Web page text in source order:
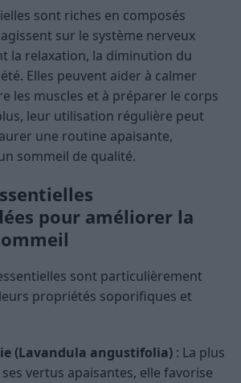
sont riches en composés
sur le système nerveux
la relaxation, la diminution du
Elles peuvent aider à calmer
les muscles et à préparer le corps
leur utilisation régulière peut
une routine apaisante,
sommeil de qualité.
pour améliorer la
sont particulièrement
propriétés soporifiques et
(Lavandula angustifolia) : La plus
vertus apaisantes, elle favorise